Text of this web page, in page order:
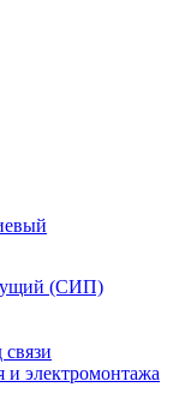
(СИП)
и электромонтажа